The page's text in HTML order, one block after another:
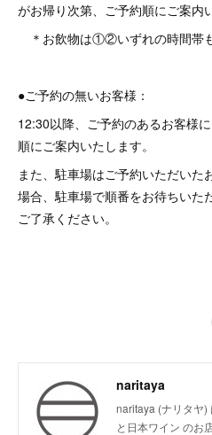
がお帰り次第、ご予約順にご案内
＊お飲物は①②いずれの時間帯も
●ご予約の無いお客様：
12:30以降、ご予約のあるお客様
順にご案内いたします。
また、駐車場はご予約いただいた
場合、駐車場で順番をお待ちいた
ご了承ください。
naritaya
naritaya (ナリタヤ)
と日本ワイン のお